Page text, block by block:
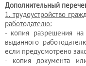
Дополнительный
1. трудоустройство
работодателю:
- копия разрешения на
выданного
если предусмотрено
- копия документа
разрешения